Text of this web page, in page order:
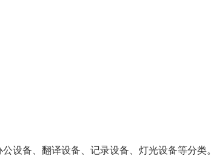
设备、翻译设备、记录设备、灯光设备等分类